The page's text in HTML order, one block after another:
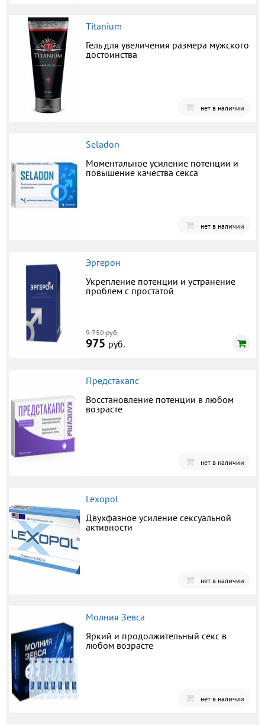
Titanium
Гель для увеличения размера мужского
достоинства
нет в наличии
Seladon
Моментальное усиление потенции и
повышение качества секса
нет в наличии
Эргерон
Укрепление потенции и устранение
проблем с простатой
9 750 руб.
975 руб.
Предстакапс
Восстановление потенции в любом
возрасте
нет в наличии
Lexopol
Двухфазное усиление сексуальной
активности
нет в наличии
Молния Зевса
Яркий и продолжительный секс в
любом возрасте
нет в наличии